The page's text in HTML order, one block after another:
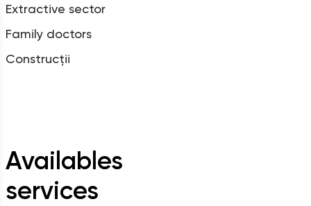
Extractive sector
Family doctors
Construcții
Availables
services